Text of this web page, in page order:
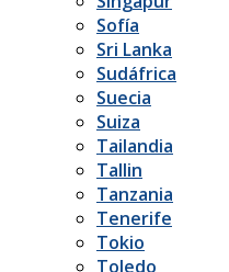
Sofía
Sri Lanka
Sudáfrica
Suecia
Suiza
Tailandia
Tallin
Tanzania
Tenerife
Tokio
Toledo